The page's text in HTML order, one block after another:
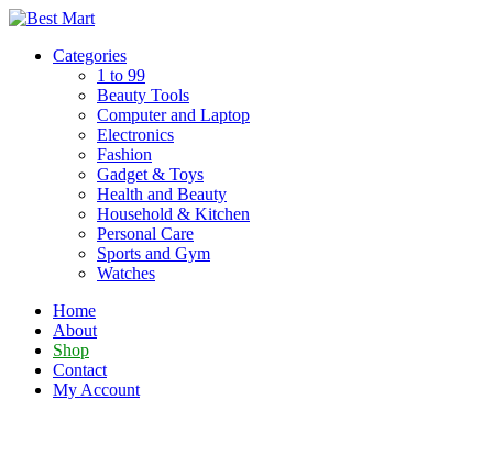
Skip
contentCategories
1 to 99
Beauty Tools
Computer and Laptop
Electronics
Fashion
Gadget & Toys
Health and Beauty
Household & Kitchen
Personal Care
Sports and Gym
Watches
Home
About
Shop
Contact
My Account